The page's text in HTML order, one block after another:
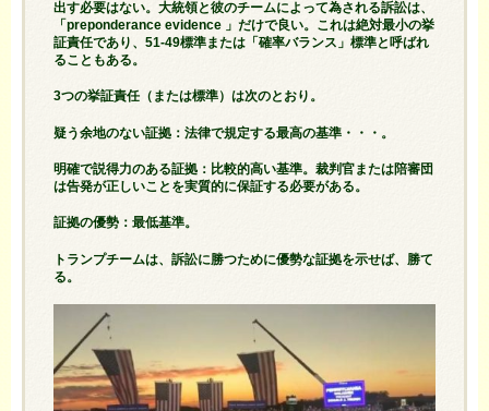
出す必要はない。大統領と彼のチームによって為される訴訟は、
「preponderance evidence 」だけで良い。これは絶対最小の挙
証責任であり、51-49標準または「確率バランス」標準と呼ばれ
ることもある。
3つの挙証責任（または標準）は次のとおり。
疑う余地のない証拠：法律で規定する最高の基準・・・。
明確で説得力のある証拠：比較的高い基準。裁判官または陪審団
は告発が正しいことを実質的に保証する必要がある。
証拠の優勢：最低基準。
トランプチームは、訴訟に勝つために優勢な証拠を示せば、勝て
る。